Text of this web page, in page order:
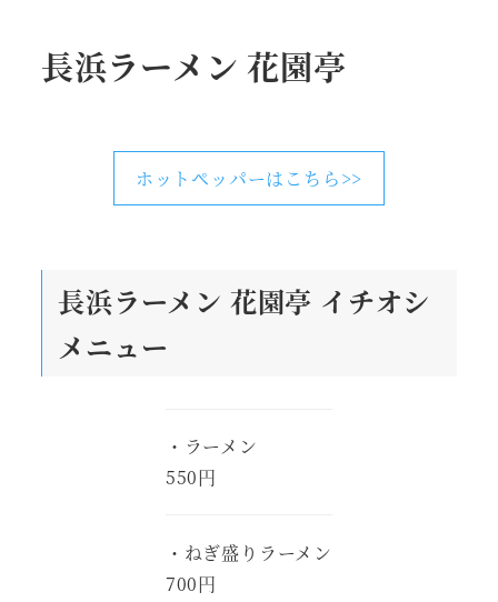
長浜ラーメン 花園亭
ホットペッパーはこちら>>
長浜ラーメン 花園亭 イチオシ
メニュー
・ラーメン
550円
・ねぎ盛りラーメン
700円